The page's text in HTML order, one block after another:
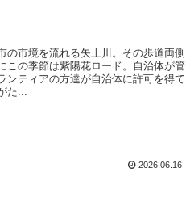
の市境を流れる矢上川。その歩道両側
この季節は紫陽花ロード。自治体が管
ンティアの方達が自治体に許可を得て
た...
2026.06.16